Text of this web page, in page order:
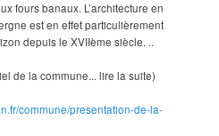
fours banaux. L’architecture en
est en effet particulièrement
depuis le XVIIème siècle. ..
de la commune... lire la suite)
commune/presentation-de-la-